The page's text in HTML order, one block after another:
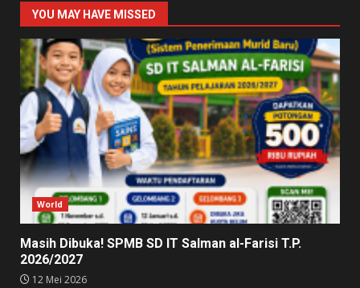
YOU MAY HAVE MISSED
World
Masih Dibuka! SPMB SD IT Salman al-Farisi T.P.
2026/2027
12 Mei 2026